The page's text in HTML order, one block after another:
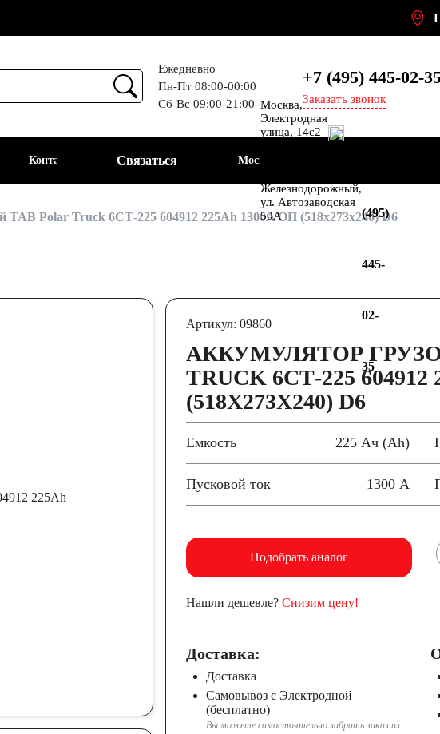
Ежедневно
Пн-Пт 08:00-00:00
Сб-Вс 09:00-21:00
+7 (495)445-02-
Заказать звонок
Контакты Связаться Москва
Москва,
Электродная
улица, 14с2
Энтузиастов
Железнодорожный,
ул. Автозаводская
50А
(495)
445-
02-
35
TAB Polar Truck 6СТ-225 604912 225Ah 1300A ОП (518х273х240) D6
Артикул: 09860
АККУМУЛЯТОР
TRUCK 6СТ-225 604912
(518Х273Х240) D6
Емкость 225 Ач (Ah)
Пусковой ток 1300 А
Подобрать аналог
Нашли дешевле? Снизим цену!
Доставка:
Доставка
Самовывоз с Электродной
(бесплатно)
Вы можете самостоятельно забрать заказ из